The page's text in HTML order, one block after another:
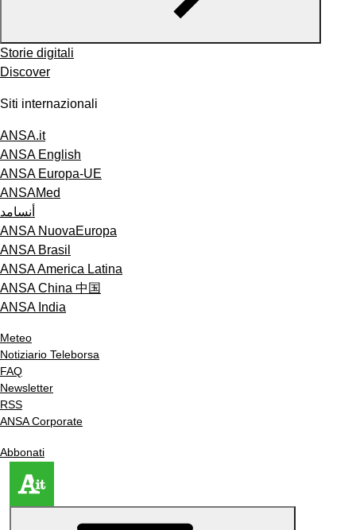
Storie digitali
Discover
Siti internazionali
ANSA.it
ANSA English
ANSA Europa-UE
ANSAMed
أنسامد
ANSA NuovaEuropa
ANSA Brasil
ANSA America Latina
ANSA China 中国
ANSA India
Meteo
Notiziario Teleborsa
FAQ
Newsletter
RSS
ANSA Corporate
Abbonati